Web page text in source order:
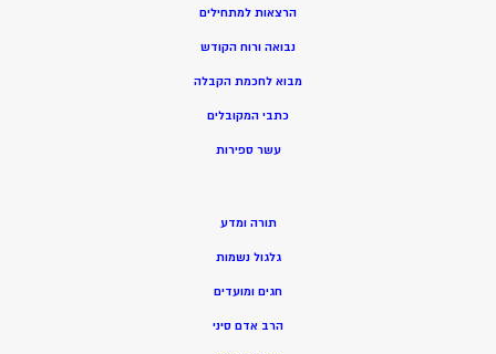
הרצאות למתחילים
נבואה ורוח הקודש
מבוא לחכמת הקבלה
כתבי המקובלים
עשר ספירות
תורה ומדע
גלגול נשמות
חגים ומועדים
הרב אדם סיני